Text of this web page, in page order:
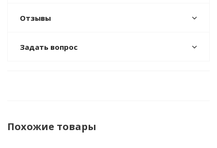
Отзывы
Задать вопрос
Похожие товары